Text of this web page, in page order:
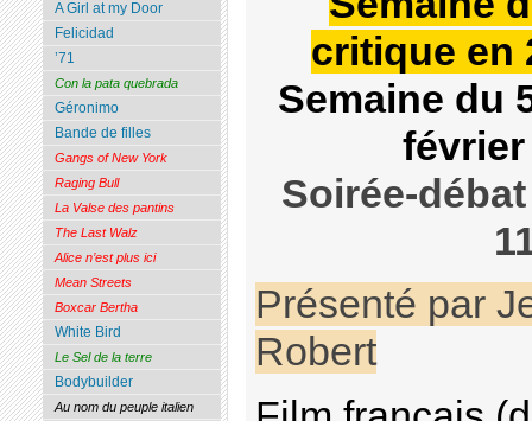
critique en
Semaine du
février
Soirée-
Présenté par
Robert
A Girl at my Door
Felicidad
’71
Con la pata quebrada
Géronimo
Bande de filles
Gangs of New York
Raging Bull
La Valse des pantins
The Last Walz
Alice n’est plus ici
Mean Streets
Boxcar Bertha
White Bird
Le Sel de la terre
Bodybuilder
Au nom du peuple italien